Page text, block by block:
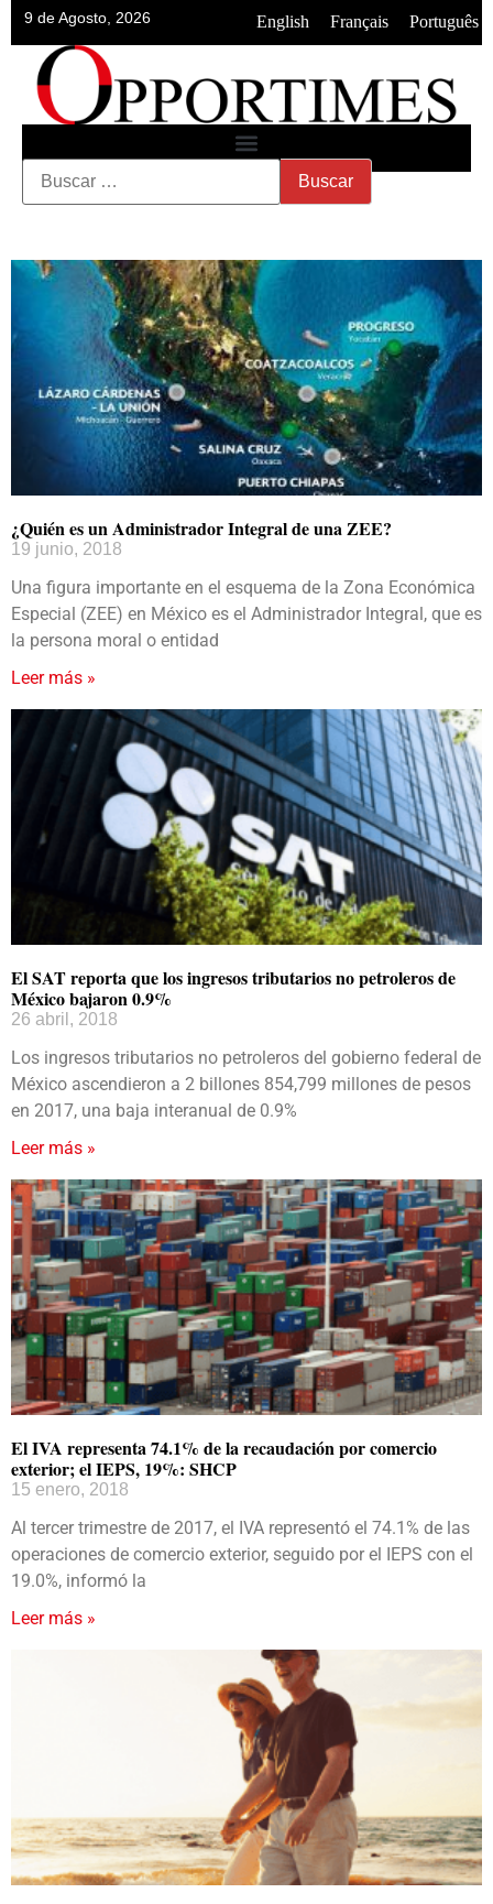
9 de Agosto, 2026 English Français Português
¿Quién es un Administrador Integral de una ZEE?
19 junio, 2018
Una figura importante en el esquema de la Zona Económica
Especial (ZEE) en México es el Administrador Integral, que es
la persona moral o entidad
Leer más »
El SAT reporta que los ingresos tributarios no petroleros de
México bajaron 0.9%
26 abril, 2018
Los ingresos tributarios no petroleros del gobierno federal de
México ascendieron a 2 billones 854,799 millones de pesos
en 2017, una baja interanual de 0.9%
Leer más »
El IVA representa 74.1% de la recaudación por comercio
exterior; el IEPS, 19%: SHCP
15 enero, 2018
Al tercer trimestre de 2017, el IVA representó el 74.1% de las
operaciones de comercio exterior, seguido por el IEPS con el
19.0%, informó la
Leer más »